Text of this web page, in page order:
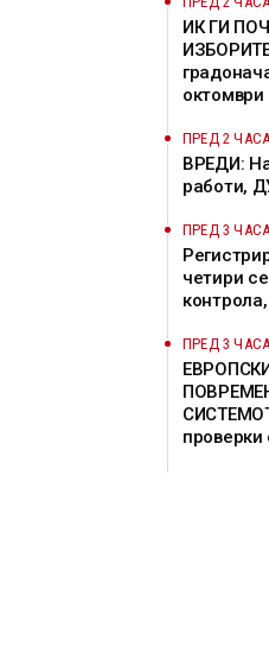
ИК ГИ
октомври
ПРЕД 2 ЧАСА
ВРЕДИ:
работи,
ПРЕД 3 ЧАСА
четири
ПРЕД 3 ЧАСА
проверки